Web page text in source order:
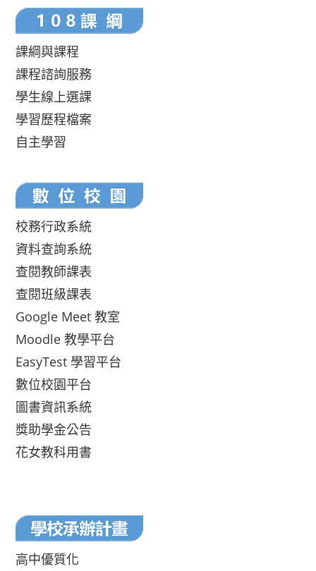
課綱與課程
課程諮詢服務
學生線上選課
學習歷程檔案
自主學習
校務行政系統
資料查詢系統
查閱教師課表
查閱班級課表
Google Meet 教室
Moodle 教學平台
EasyTest 學習平台
數位校園平台
圖書資訊系統
獎助學金公告
花女教科用書
高中優質化